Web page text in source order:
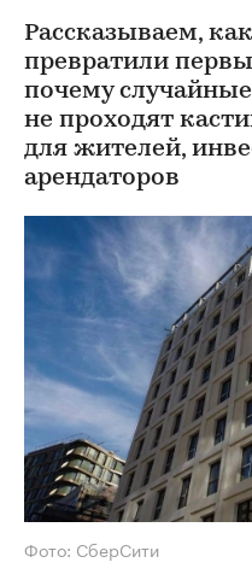
Рассказываем,
превратили
почему
не проходят
для жителей,
арендаторов
Фото: СберСити